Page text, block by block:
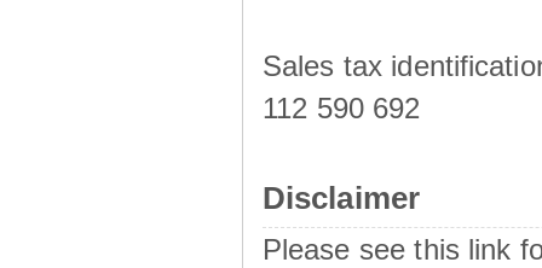
Sales tax
112 590 692
Disclaimer
Please see this link